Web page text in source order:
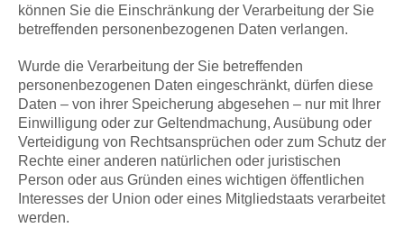
können Sie die Einschränkung der Verarbeitung der Sie
betreffenden personenbezogenen Daten verlangen.
Wurde die Verarbeitung der Sie betreffenden
personenbezogenen Daten eingeschränkt, dürfen diese
Daten – von ihrer Speicherung abgesehen – nur mit Ihrer
Einwilligung oder zur Geltendmachung, Ausübung oder
Verteidigung von Rechtsansprüchen oder zum Schutz der
Rechte einer anderen natürlichen oder juristischen
Person oder aus Gründen eines wichtigen öffentlichen
Interesses der Union oder eines Mitgliedstaats verarbeitet
werden.